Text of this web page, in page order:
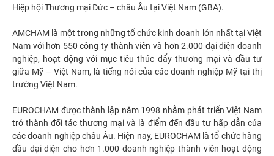
Hiệp hội Thương mại Đức – châu Âu tại Việt Nam (GBA).
AMCHAM là một trong những tổ chức kinh doanh lớn nhất tại Việt
Nam với hơn 550 công ty thành viên và hơn 2.000 đại diện doanh
nghiệp, hoạt động với mục tiêu thúc đẩy thương mại và đầu tư
giữa Mỹ – Việt Nam, là tiếng nói của các doanh nghiệp Mỹ tại thị
trường Việt Nam.
EUROCHAM được thành lập năm 1998 nhằm phát triển Việt Nam
trở thành đối tác thương mại và là điểm đến đầu tư hấp dẫn của
các doanh nghiệp châu Âu. Hiện nay, EUROCHAM là tổ chức hàng
đầu đại diện cho hơn 1.000 doanh nghiệp thành viên hoạt động